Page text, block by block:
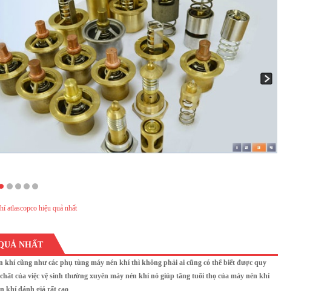
atlascopco hiệu quả nhất
NHẤT
khí cũng như các phụ tùng máy nén khí thì không phải ai cũng có thể biết được quy
của việc vệ sinh thường xuyên máy nén khí nó giúp tăng tuổi thọ của máy nén khí